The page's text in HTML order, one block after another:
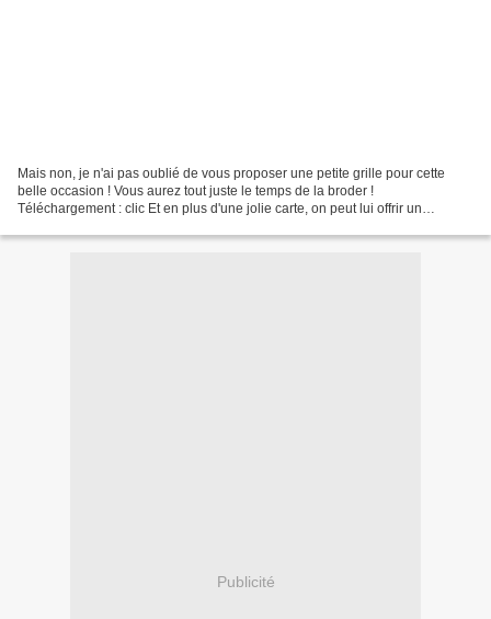
Mais non, je n'ai pas oublié de vous proposer une petite grille pour cette
belle occasion ! Vous aurez tout juste le temps de la broder !
Téléchargement : clic Et en plus d'une jolie carte, on peut lui offrir un
Publicité